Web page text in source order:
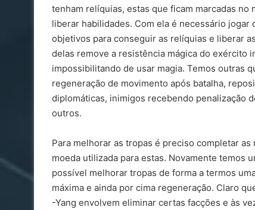
tenham relíquias, estas que ficam marcadas
liberar habilidades. Com ela é necessário
objetivos para conseguir as relíquias e liberar
delas remove a resistência mágica do exército
impossibilitando de usar magia. Temos outras
regeneração de movimento após batalha,
diplomáticas, inimigos recebendo penalização
outros.
Para melhorar as tropas é preciso completar
moeda utilizada para estas. Novamente temos
possível melhorar tropas de forma a termos
máxima e ainda por cima regeneração. Claro
-Yang envolvem eliminar certas facções e às